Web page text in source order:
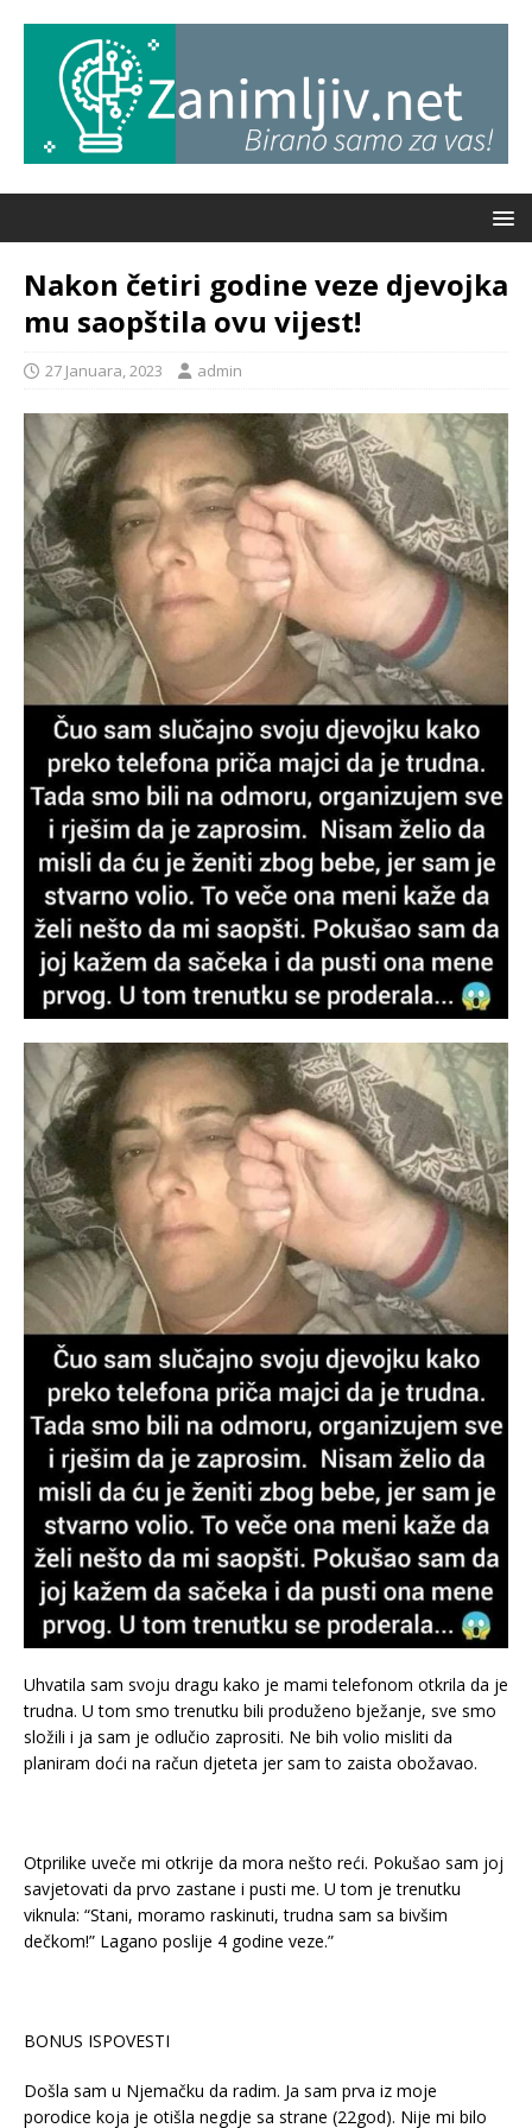
Nakon četiri godine veze djevojka
mu saopštila ovu vijest!
27 Januara, 2023 admin
Uhvatila sam svoju dragu kako je mami telefonom otkrila da je
trudna. U tom smo trenutku bili produženo bježanje, sve smo
složili i ja sam je odlučio zaprositi. Ne bih volio misliti da
planiram doći na račun djeteta jer sam to zaista obožavao.
Otprilike uveče mi otkrije da mora nešto reći. Pokušao sam joj
savjetovati da prvo zastane i pusti me. U tom je trenutku
viknula: “Stani, moramo raskinuti, trudna sam sa bivšim
dečkom!” Lagano poslije 4 godine veze.”
BONUS ISPOVESTI
Došla sam u Njemačku da radim. Ja sam prva iz moje
porodice koja je otišla negdje sa strane (22god). Nije mi bilo